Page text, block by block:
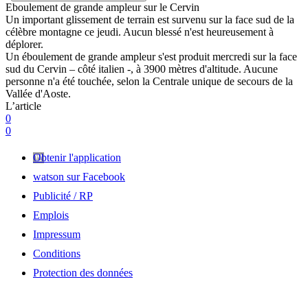
Eboulement de grande ampleur sur le Cervin
Un important glissement de terrain est survenu sur la face sud de la
célèbre montagne ce jeudi. Aucun blessé n'est heureusement à
déplorer.
Un éboulement de grande ampleur s'est produit mercredi sur la face
sud du Cervin – côté italien -, à 3900 mètres d'altitude. Aucune
personne n'a été touchée, selon la Centrale unique de secours de la
Vallée d'Aoste.
L’article
0
0
Obtenir l'application
watson sur Facebook
Publicité / RP
Emplois
Impressum
Conditions
Protection des données